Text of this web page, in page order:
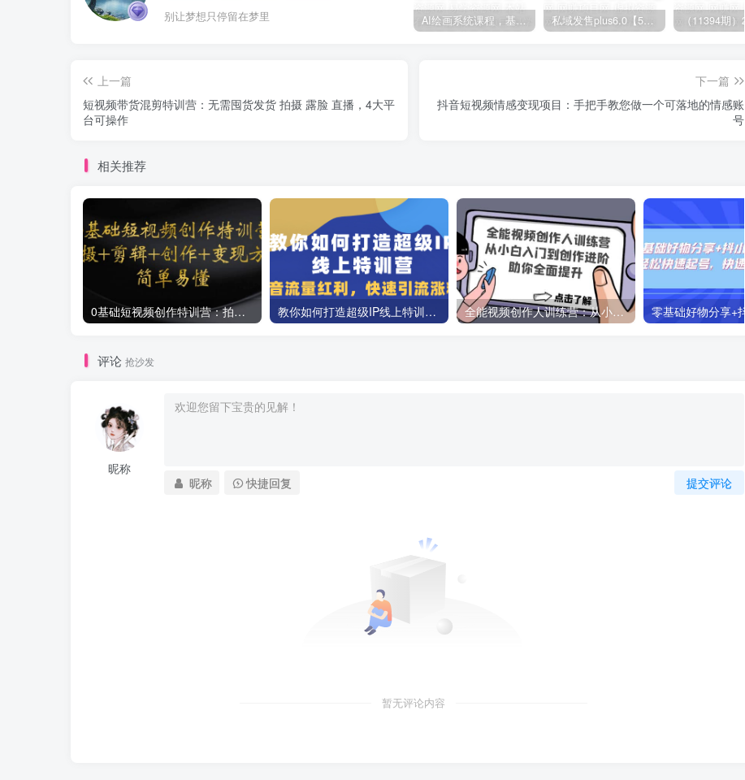
别让梦想只停留在梦里 AI绘画系统课程，基础入门-实战案例-商业应用 私域发售plus6.0【5月份线下课录音】/全域套装sop流程包，社群发售工具套装模型
上一篇
短视频带货混剪特训营：无需囤货发货 拍摄 露脸 直播，4大平
台可操作
下一篇
抖音短视频情感变现项目：手把手教您做一个可落地的情感账
号
相关推荐
0基础短视频创作特训营：拍摄+剪辑+创作+变现方法 教你如何打造超级IP线上特训营，抖音流量红利新机遇 全能视频创作人训练营：从小白入门到创作进阶，助你全面提升
评论 抢沙发
昵称
提交评论
昵称 快捷回复
暂无评论内容